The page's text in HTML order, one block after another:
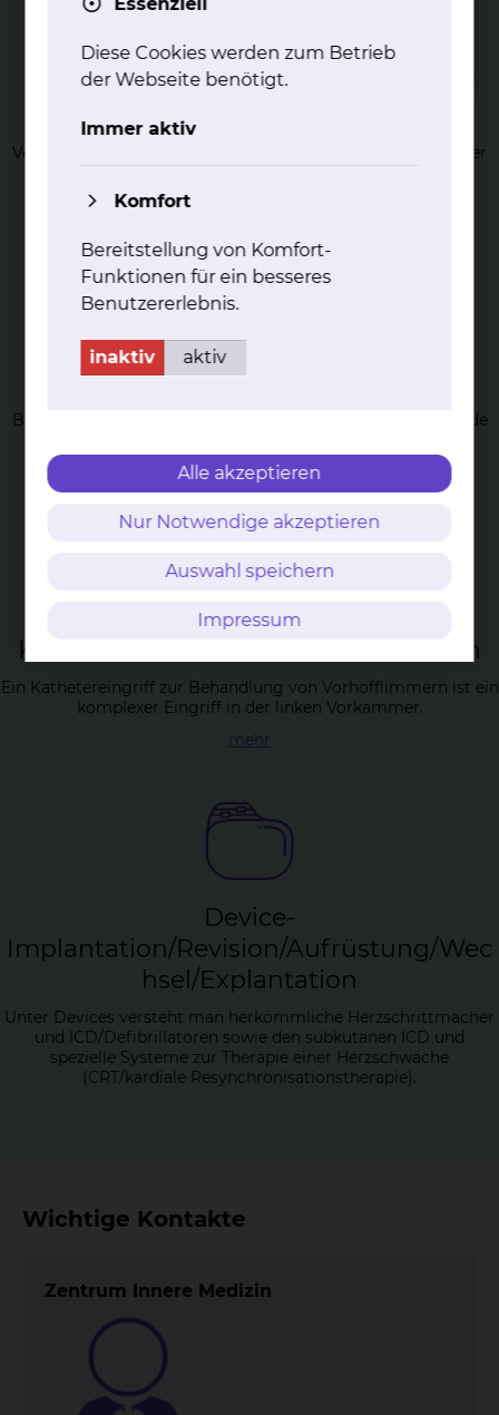
Ka­the­tera­b­la­ti­on von ven­tri­ku­lären
Ex­tra­sys­to­len (VES)
Ventrikuläre Extrasystolen (VES) sind Fehlzündungen aus der
Herzkammer.
Ka­the­tera­b­la­ti­on von Vor­hoff­lat­tern
Bei Vorhofflattern handelt es sich um eine schnelle kreisende
mehr
Ka­the­tera­b­la­ti­on von Vor­hof­flim­mern
Ein Kathetereingriff zur Behandlung von Vorhofflimmern ist ein
komplexer Eingriff in der linken Vorkammer.
mehr
De­vice-
Im­plan­ta­ti­on/Re­vi­si­on/Auf­rüs­tung/Wec
h­sel/Ex­plan­ta­ti­on
Unter Devices versteht man herkömmliche Herzschrittmacher
und ICD/Defibrillatoren sowie den subkutanen ICD und
spezielle Systeme zur Therapie einer Herzschwäche
(CRT/kardiale Resynchronisationstherapie).
Wichtige Kontakte
Zentrum Innere Medizin
Diese Cookies werden zum Betrieb
der Webseite benötigt.
Immer aktiv
Komfort
Bereitstellung von Komfort-
Funktionen für ein besseres
Benutzererlebnis.
inaktiv aktiv
Alle akzeptieren
Nur Notwendige akzeptieren
Auswahl speichern
Impressum